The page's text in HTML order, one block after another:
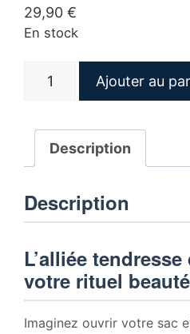
29,90 €
En stock
quantité
de
toilette
motif
chien
Ajouter au
Description
Description
L’alliée
votre rituel beauté
Imaginez ouvrir votre sac